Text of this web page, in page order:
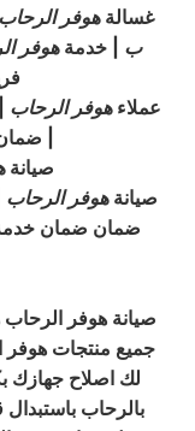
غسالة هوفر الرحاب
ب | خدمة هوفر
عملاء هوفر الرحاب
|
صيانة
صيانة هوفر الرحاب
ضمان ضمان
صيانة هوفر الرحاب
جميع منتجات هوفر
لك اصلاح جهازك
بالرحاب